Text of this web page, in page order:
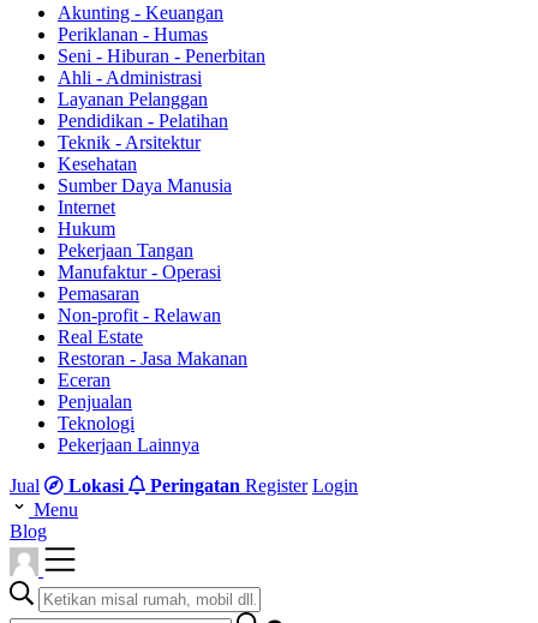
Akunting - Keuangan
Periklanan - Humas
Seni - Hiburan - Penerbitan
Ahli - Administrasi
Layanan Pelanggan
Pendidikan - Pelatihan
Teknik - Arsitektur
Kesehatan
Sumber Daya Manusia
Internet
Hukum
Pekerjaan Tangan
Manufaktur - Operasi
Pemasaran
Non-profit - Relawan
Real Estate
Restoran - Jasa Makanan
Eceran
Penjualan
Teknologi
Pekerjaan Lainnya
Jual
Lokasi Peringatan Register Login
Menu
Blog